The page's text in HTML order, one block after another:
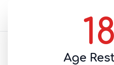
Age